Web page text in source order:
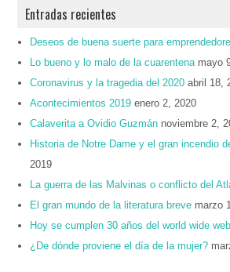
Entradas recientes
Deseos de buena suerte para
Lo bueno y lo malo de la cuarentena mayo
Coronavirus y la tragedia del 2020 abril 18,
Acontecimientos 2019 enero 2, 2020
Calaverita a Ovidio Guzmán noviembre 2,
Historia de Notre Dame y el gran incendio
2019
La guerra de las Malvinas o conflicto del
El gran mundo de la literatura breve marzo
Hoy se cumplen 30 años del world wide web
¿De dónde proviene el día de la mujer?